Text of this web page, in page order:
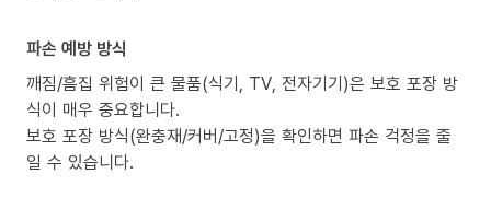
파손 예방 방식
깨짐/흠집 위험이 큰 물품(식기, TV, 전자기기)은 보호 포장 방
식이 매우 중요합니다.
보호 포장 방식(완충재/커버/고정)을 확인하면 파손 걱정을 줄
일 수 있습니다.